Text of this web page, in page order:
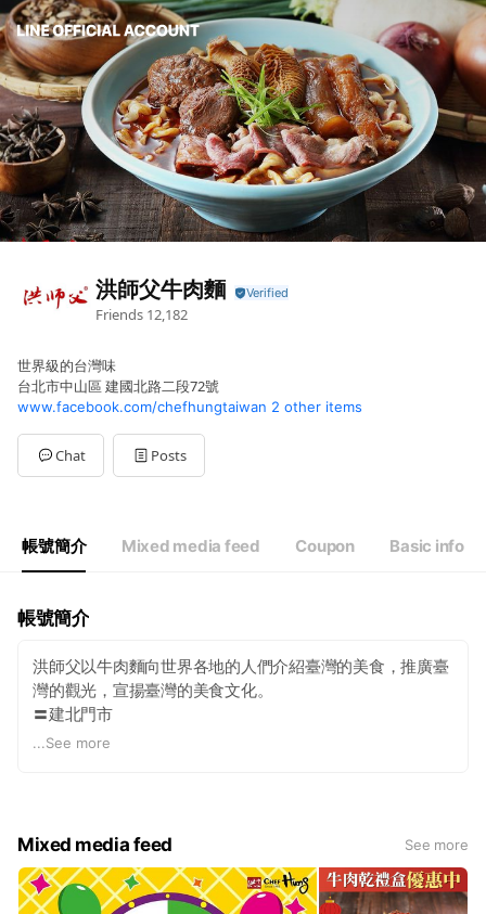
洪師父牛肉麵
Friends 12,182
世界級的台灣味
台北市中山區 建國北路二段72號
www.facebook.com/chefhungtaiwan 2 other items
Chat Posts
帳號簡介 Mixed media feed Coupon Basic info
帳號簡介
洪師父以牛肉麵向世界各地的人們介紹臺灣的美食，推廣臺
灣的觀光，宣揚臺灣的美食文化。
〓建北門市
台北市中山區建國北路二段72號
...See more
Mixed media feed See more